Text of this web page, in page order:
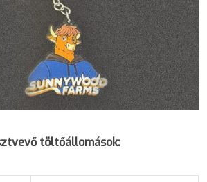
töltőállomások: